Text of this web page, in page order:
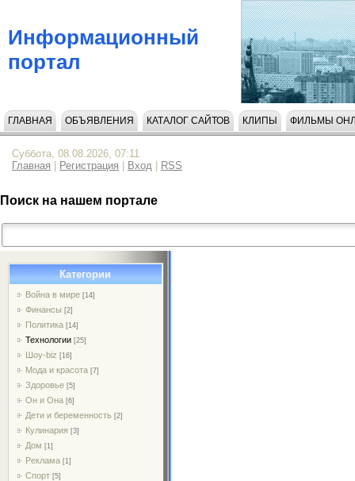
Информационный
портал
ГЛАВНАЯ ОБЪЯВЛЕНИЯ КАТАЛОГ САЙТОВ КЛИПЫ ФИЛЬМЫ
Суббота, 08.08.2026, 07:11
Главная
Регистрация Вход RSS
Поиск на нашем портале
Категории
Война в мире [14]
Финансы [2]
Политика [14]
Технологии [25]
Шоу-biz [16]
Мода и красота [7]
Здоровье [5]
Он и Она [6]
Дети и беременность [2]
Кулинария [3]
Дом [1]
Реклама [1]
Спорт [5]